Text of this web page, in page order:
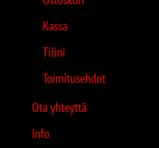
Kassa
Tilini
Toimitusehdot
Ota yhteyttä
Info